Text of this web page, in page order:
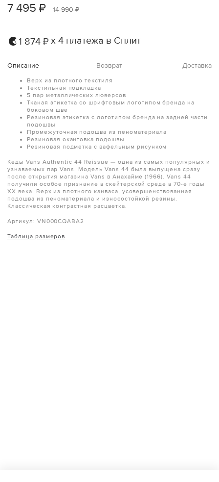
7 495 ₽ 14 990 ₽
1 874 ₽ х 4 платежа в Сплит
Описание Возврат Доставка
Верх из плотного текстиля
Текстильная подкладка
5 пар металлических люверсов
Тканая этикетка со шрифтовым логотипом бренда на
боковом шве
Резиновая этикетка с логотипом бренда на задней части
подошвы
Промежуточная подошва из пеноматериала
Резиновая окантовка подошвы
Резиновая подметка с вафельным рисунком
Кеды Vans Authentic 44 Reissue — одна из самых популярных и
узнаваемых пар Vans. Модель Vans 44 была выпущена сразу
после открытия магазина Vans в Анахайме (1966). Vans 44
получили особое признание в скейтерской среде в 70-е годы
XX века. Верх из плотного канваса, усовершенствованная
подошва из пеноматериала и износостойкой резины.
Классическая контрастная расцветка.
Артикул: VN000CQABA2
Таблица размеров